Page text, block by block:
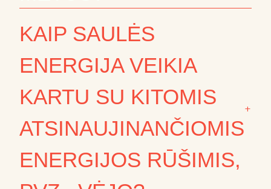
KAIP SAULĖS
ENERGIJA VEIKIA
KARTU SU KITOMIS
ATSINAUJINANČIOMIS
ENERGIJOS RŪŠIMIS,
+